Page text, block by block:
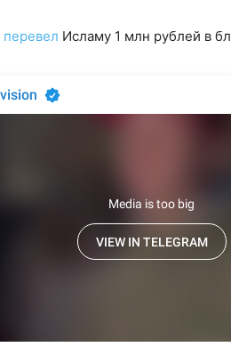
перевел Исламу 1 млн рублей в